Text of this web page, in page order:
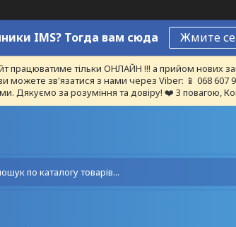
IMS? Тогда вам сюда Жмите
працюватиме тільки ОНЛАЙН !!! а прийом
можете зв'язатися з нами через Viber: 📱 068
Дякуємо за розуміння та довіру! ❤️ З повагою,